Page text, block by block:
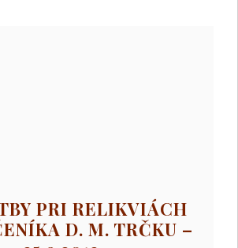
PRI RELIKVIÁCH
D. M. TRČKU –